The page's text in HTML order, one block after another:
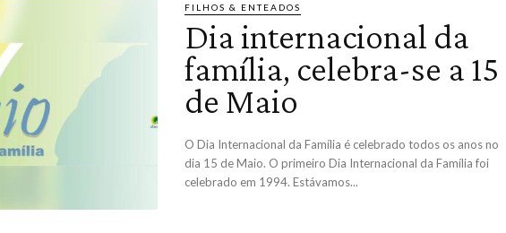
FILHOS & ENTEADOS
Dia internacional da
família, celebra-se a 15
de Maio
O Dia Internacional da Família é celebrado todos os anos no
dia 15 de Maio. O primeiro Dia Internacional da Família foi
celebrado em 1994. Estávamos...